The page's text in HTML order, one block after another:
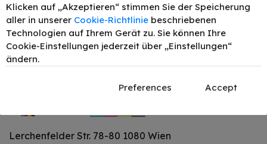
Lerchenfelder Str. 78-80 1080 Wien
Klicken auf „Akzeptieren“ stimmen Sie der Speicherung
aller in unserer Cookie-Richtlinie beschriebenen
Technologien auf Ihrem Gerät zu. Sie können Ihre
Cookie-Einstellungen jederzeit über „Einstellungen“
ändern.
Preferences Accept